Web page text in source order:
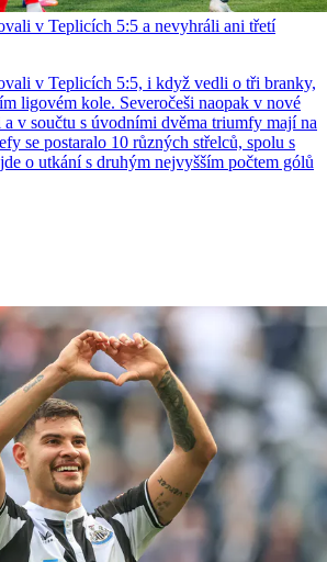
v Teplicích 5:5 a nevyhráli ani třetí
v Teplicích 5:5, i když vedli o tři branky,
ligovém kole. Severočeši naopak v nové
a v součtu s úvodními dvěma triumfy mají na
se postaralo 10 různých střelců, spolu s
o utkání s druhým nejvyšším počtem gólů